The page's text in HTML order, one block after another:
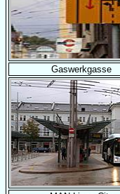
Gaswerkgasse